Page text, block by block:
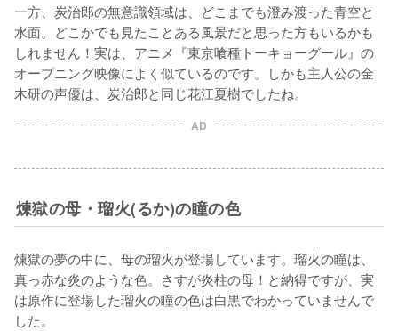
一方、炭治郎の無意識領域は、どこまでも澄み渡った青空と
水面。どこかでも見たことある風景だと思った方もいるかも
しれません！実は、アニメ『東京喰種トーキョーグール』の
オープニング映像によく似ているのです。しかも主人公の金
木研の声優は、炭治郎と同じ花江夏樹でしたね。
AD
煉獄の母・瑠火(るか)の瞳の色
煉獄の夢の中に、母の瑠火が登場しています。瑠火の瞳は、
真っ赤な炎のような色。さすが炎柱の母！と納得ですが、実
は原作に登場した瑠火の瞳の色は白黒でわかっていませんで
した。